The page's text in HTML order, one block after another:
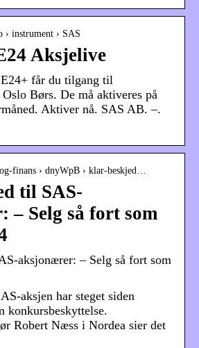
› instrument › SAS
Aksjelive
E24+ får du tilgang til
Børs. De må aktiveres på
Aktiver nå. SAS AB. –.
finans › dnyWpB › klar-beskjed…
til SAS-
– Selg så fort som
aksjonærer: – Selg så fort som
aksjen har steget siden
konkursbeskyttelse.
Robert Næss i Nordea sier det